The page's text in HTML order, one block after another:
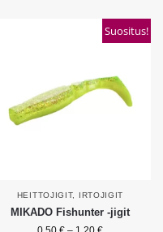
Suositus!
HEITTOJIGIT, IRTOJIGIT
MIKADO Fishunter -jigit